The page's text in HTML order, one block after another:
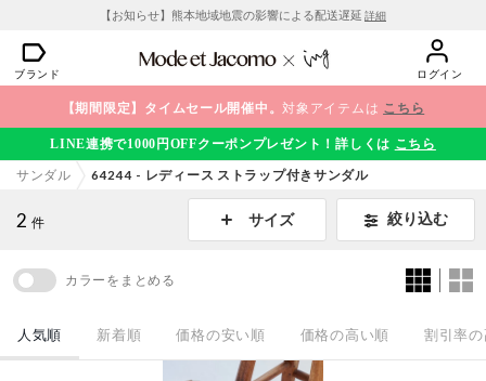
【お知らせ】熊本地域地震の影響による配送遅延 詳細
ブランド ログイン
【期間限定】タイムセール開催中。対象アイテムは こちら
LINE連携で1000円OFFクーポンプレゼント！詳しくは こちら
サンダル 64244 - レディース ストラップ付きサンダル
2 件 サイズ 絞り込む
カラーをまとめる
人気順 新着順 価格の安い順 価格の高い順 割引率